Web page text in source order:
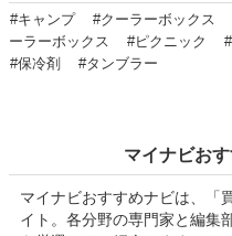
#キャンプ #クーラーボックス
ーラーボックス
#ピクニック
#保冷剤
#タンブラー
マイナビお
マイナビおすすめナビは、「
イト。各分野の専門家と編集